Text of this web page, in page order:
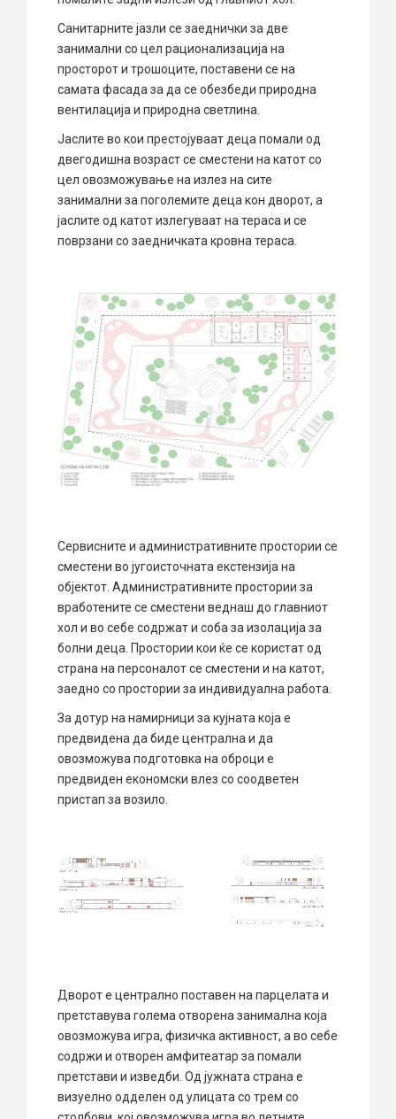
Санитарните јазли се заеднички за две
занимални со цел рационализација на
просторот и трошоците, поставени се на
самата фасада за да се обезбеди природна
вентилација и природна светлина.
Јаслите во кои престојуваат деца помали од
двегодишна возраст се сместени на катот со
цел овозможување на излез на сите
занимални за поголемите деца кон дворот, а
јаслите од катот излегуваат на тераса и се
поврзани со заедничката кровна тераса.
Сервисните и административните простории се
сместени во југоисточната екстензија на
објектот. Административните простории за
вработените се сместени веднаш до главниот
хол и во себе содржат и соба за изолација за
болни деца. Простории кои ќе се користат од
страна на персоналот се сместени и на катот,
заедно со простории за индивидуална работа.
За дотур на намирници за кујната која е
предвидена да биде централна и да
овозможува подготовка на оброци е
предвиден економски влез со соодветен
пристап за возило.
Дворот е централно поставен на парцелата и
претставува голема отворена занимална која
овозможува игра, физичка активност, а во себе
содржи и отворен амфитеатар за помали
претстави и изведби. Од јужната страна е
визуелно одделен од улицата со трем со